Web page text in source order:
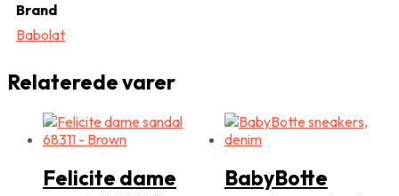
Brand
Babolat
Relaterede varer
Felicite dame
BabyBotte